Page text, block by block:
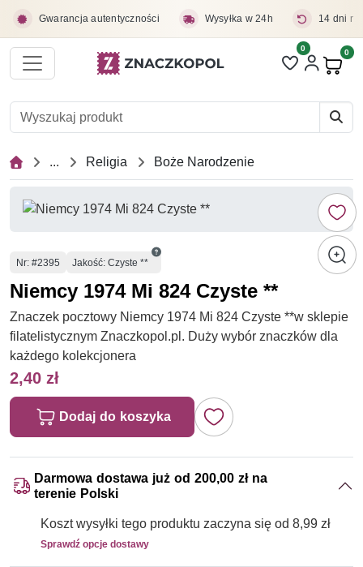
Gwarancja autentyczności Wysyłka w 24h 14 dni
Liczba pozycji
0 0
... Religia Boże Narodzenie
Numer
Nr: #2395 Jakość: Czyste **
Niemcy 1974 Mi 824 Czyste **
Znaczek pocztowy Niemcy 1974 Mi 824 Czyste **w sklepie
filatelistycznym Znaczkopol.pl. Duży wybór znaczków dla
każdego kolekcjonera
2,40 zł
Dodaj do koszyka
Darmowa dostawa już od 200,00 zł na
terenie Polski
Koszt wysyłki tego produktu zaczyna się od 8,99 zł
Sprawdź opcje dostawy